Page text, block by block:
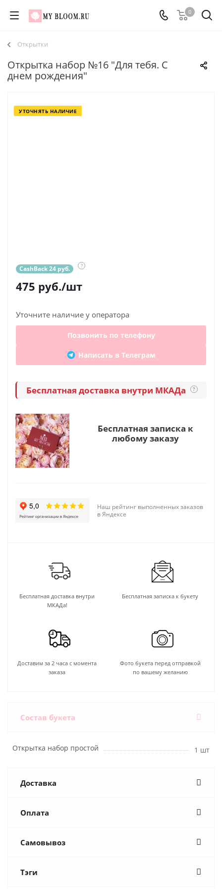
0
Открытки
Открытка набор №16 "Для тебя. С
днем рождения"
УТОЧНЯТЬ НАЛИЧИЕ
CashBack 24 руб. ?
475 руб./шт
Уточните наличие у оператора
Позвонить по телефону
Написать в Телеграм
Бесплатная доставка внутри МКАДа ?
Бесплатная записка к
любому заказу
Наш рейтинг выполненных заказов
в Яндексе
Бесплатная доставка внутри
МКАДа!
Бесплатная записка к букету
Доставим за 2 часа с момента
заказа
Фото букета перед отправкой
по вашему желанию
Состав букета
Открытка набор простой 1 шт
Доставка
Оплата
Самовывоз
Тэги